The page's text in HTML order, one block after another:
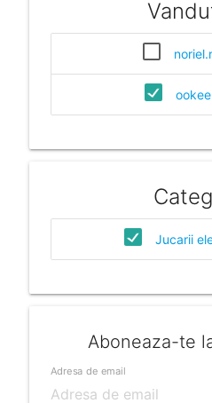
Jucarii
Aboneaza-te
Adresa de email